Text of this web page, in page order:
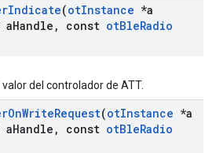
Indicate(otInstance *a
aHandle , const otBleRadio
del controlador de ATT.
OnWriteRequest(otInstance *a
aHandle , const otBleRadio